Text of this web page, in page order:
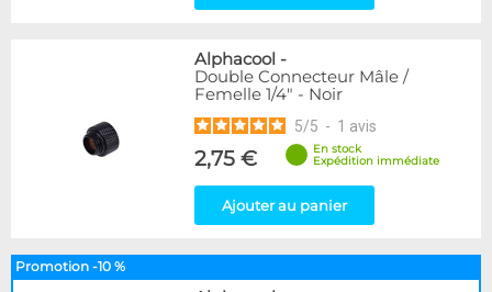
Alphacool -
Double Connecteur Mâle /
Femelle 1/4" - Noir
5/5 - 1 avis
2,75 €
En stock
Expédition immédiate
Ajouter au panier
Promotion -10 %